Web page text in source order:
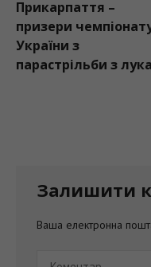
з лука
дитсадку
триває
Залишити
Ваша електронна